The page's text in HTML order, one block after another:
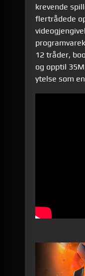
krevende
flertrådede
12 tråder,
og opptil
ytelse som